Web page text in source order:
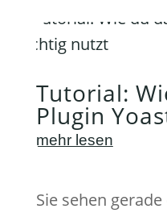
Tutorial:
Plugin
mehr lesen
Sie sehen